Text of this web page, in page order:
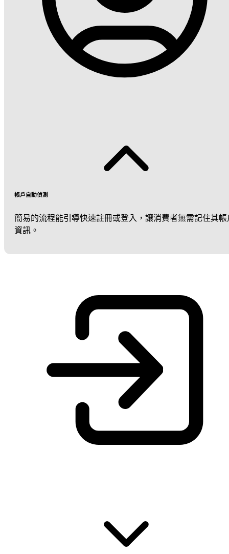
帳戶自動偵測
簡易的流程能引導快速註冊或登入，讓消費者無需記住其帳
資訊。